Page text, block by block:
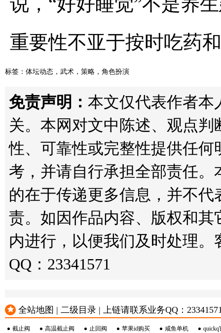
重要性不亚于按时吃药
标签： 体坛动态 ， 武术 ， 策略 ， 角色扮演
免责声明： 本文仅代表作者本
关。本网对文中陈述、观点
性、可靠性或完整性提供任
考，并请自行承担全部责任
的在于传递更多信息，并不
责。如因作品内容、版权和
内进行，以便我们及时处理。
QQ：23341571
全站地图 | 二级目录 | 上链请联系业务QQ：
截止阀 高温截止阀 止回阀 苹果id购买 咸鱼单机 quickq